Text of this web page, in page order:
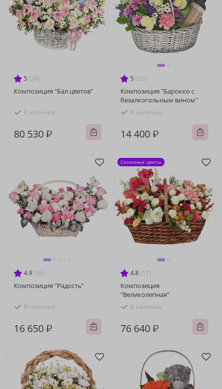
5 (24)
Композиция "Бал цветов"
В наличии
80 530 ₽
5 (22)
Композиция "Барокко с
безалкогольным вином"
В наличии
14 400 ₽
4.9 (96)
Композиция "Радость"
В наличии
16 650 ₽
4.8 (17)
Композиция
"Великолепная"
В наличии
76 640 ₽
Сезонные цветы